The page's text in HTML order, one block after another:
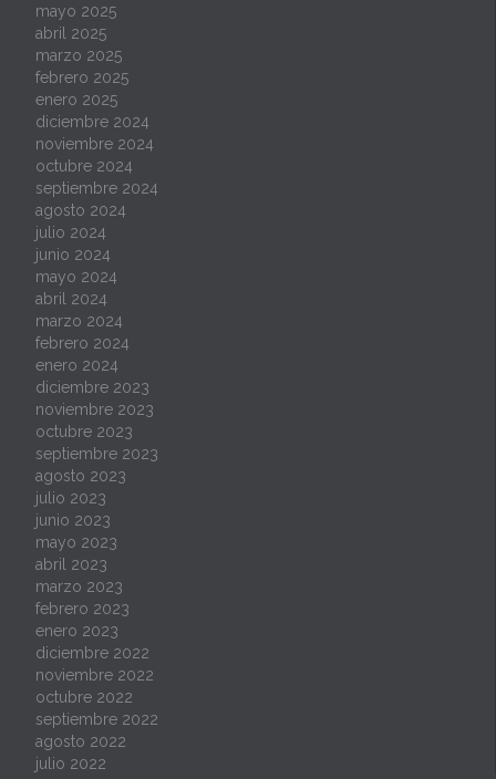
mayo 2025
abril 2025
marzo 2025
febrero 2025
enero 2025
diciembre 2024
noviembre 2024
octubre 2024
septiembre 2024
agosto 2024
julio 2024
junio 2024
mayo 2024
abril 2024
marzo 2024
febrero 2024
enero 2024
diciembre 2023
noviembre 2023
octubre 2023
septiembre 2023
agosto 2023
julio 2023
junio 2023
mayo 2023
abril 2023
marzo 2023
febrero 2023
enero 2023
diciembre 2022
noviembre 2022
octubre 2022
septiembre 2022
agosto 2022
julio 2022